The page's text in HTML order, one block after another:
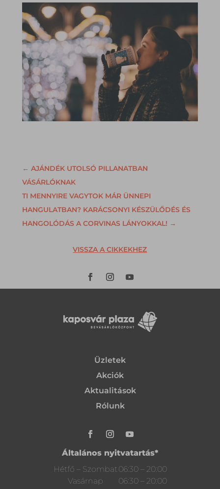
← AJÁNDÉK UTOLSÓ PILLANATBAN
VÁSÁRLÓKNAK
TI MENNYIRE VAGYTOK MÁR ÜNNEPI
HANGULATBAN? KARÁCSONYI KÉSZÜLŐDÉS ÉS
HANGOLÓDÁS A CORVINAS LÁNYOKKAL! →
VISSZA A CIKKEKHEZ
Üzletek
Akciók
Aktualitások
Rólunk
Általános nyitvatartás*
Hétfő – Szombat 06:30 – 20:00
Vasárnap
06:30 – 20:00